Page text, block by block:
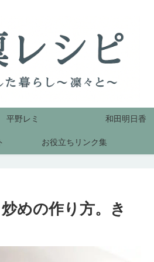
平野レミ 和田明日香
お役立ちリンク集
めの作り方。き